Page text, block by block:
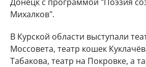
Михалков".
В Курской области выступали
Моссовета, театр кошек
Табакова, театр на Покровке, а